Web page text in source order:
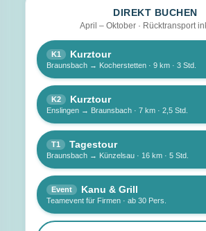
DIREKT BUCHEN
April – Oktober · Rücktransport
K1 Kurztour
Braunsbach → Kocherstetten · 9 km · 3 Std.
K2 Kurztour
Enslingen → Braunsbach · 7 km · 2,5 Std.
T1 Tagestour
Braunsbach → Künzelsau · 16 km · 5 Std.
Event Kanu & Grill
Teamevent für Firmen · ab 30 Pers.